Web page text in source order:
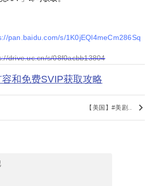
pan.baidu.com/s/1K0jEQl4meCm286Sq
drive.uc.cn/s/08f0acbb13804
和免费SVIP获取攻略
【美国】#美剧.. keyboard_arrow_right